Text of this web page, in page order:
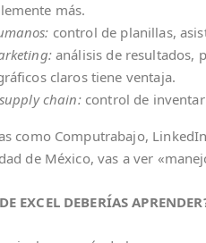
más.
control de planillas,
análisis de resultados,
claros tiene ventaja.
chain:control de
como Computrabajo,
de México, vas a ver
EXCEL DEBERÍAS